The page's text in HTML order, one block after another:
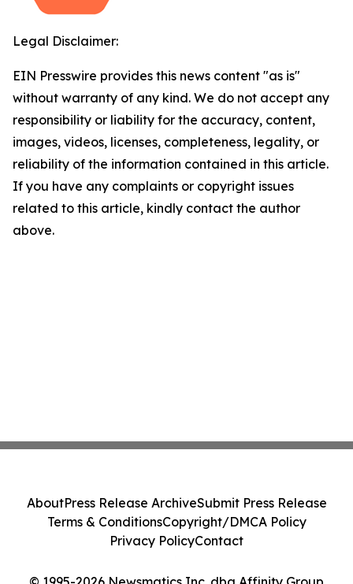
Legal Disclaimer:
EIN Presswire provides this news content "as is"
without warranty of any kind. We do not accept any
responsibility or liability for the accuracy, content,
images, videos, licenses, completeness, legality, or
reliability of the information contained in this article.
If you have any complaints or copyright issues
related to this article, kindly contact the author
above.
AboutPress Release ArchiveSubmit Press Release
Terms & ConditionsCopyright/DMCA Policy
Privacy PolicyContact